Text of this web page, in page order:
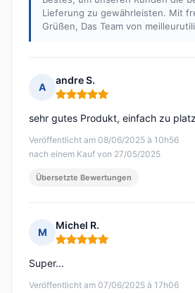
Lieferung zu gewährleisten. Mit
Grüßen, Das Team von
A
andre S.
Hinweis: 5 von 5
Veröffentlicht am 08/06/2025 à 10h56
nach einem Kauf von 27/05/2025
sehr gutes Produkt, einfach zu
Übersetzte Bewertungen
M
Michel R.
Hinweis: 5 von 5
Veröffentlicht am 07/06/2025 à 17h06
Super...